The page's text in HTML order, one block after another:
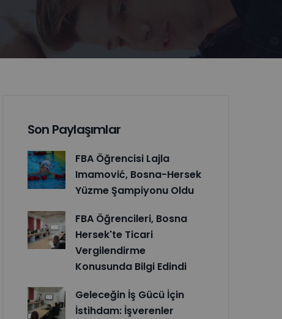
Son Paylaşımlar
FBA Öğrencisi Lajla
Imamović, Bosna-Hersek
Yüzme Şampiyonu Oldu
FBA Öğrencileri, Bosna
Hersek'te Ticari
Vergilendirme
Konusunda Bilgi Edindi
Geleceğin İş Gücü İçin
İstihdam: İşverenler